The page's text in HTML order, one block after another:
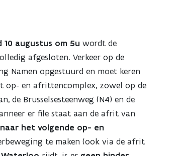
augustus om 5u wordt de
afgesloten. Verkeer op de
Namen opgestuurd en moet keren
op- en afrittencomplex, zowel op de
de Brusselsesteenweg (N4) en de
er file staat aan de afrit van
het volgende op- en
te maken (ook via de afrit